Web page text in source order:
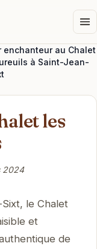
enchanteur au Chalet
à Saint-Jean-
les
2024
le Chalet
et
de